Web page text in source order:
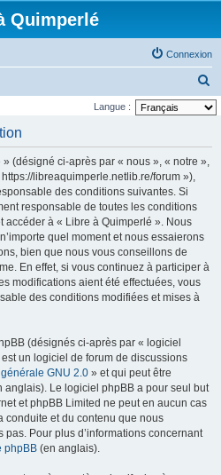
Quimperlé
Connexion
e
Langue :
(désigné ci-après par « nous », « notre »,
libreaquimperle.netlib.re/forum »),
des conditions suivantes. Si
responsable de toutes les conditions
accéder à « Libre à Quimperlé ». Nous
quel moment et nous essaierons
bien que nous vous conseillons de
En effet, si vous continuez à participer à
modifications aient été effectuées, vous
des conditions modifiées et mises à
(désignés ci-après par « logiciel
un logiciel de forum de discussions
GNU 2.0 » et qui peut être
anglais). Le logiciel phpBB a pour seul but
et phpBB Limited ne peut en aucun cas
conduite et du contenu que nous
pas. Pour plus d’informations concernant
phpBB (en anglais).